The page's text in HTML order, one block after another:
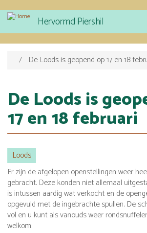
Overslaan
naar
de
inhoud
Hervormd Piershil
De Loods is geopend op 17 en 18
De Loods is
17 en 18 februari
Loods
Er zijn de afgelopen openstellingen weer
gebracht. Deze konden niet allemaal
is intussen aardig wat verkocht en de
opgevuld met de ingebrachte spullen. De
vol en u kunt als vanouds weer
welkom.